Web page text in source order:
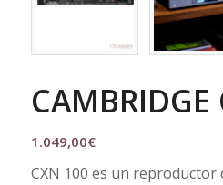
CAMBRIDGE
1.049,00€
CXN 100 es un